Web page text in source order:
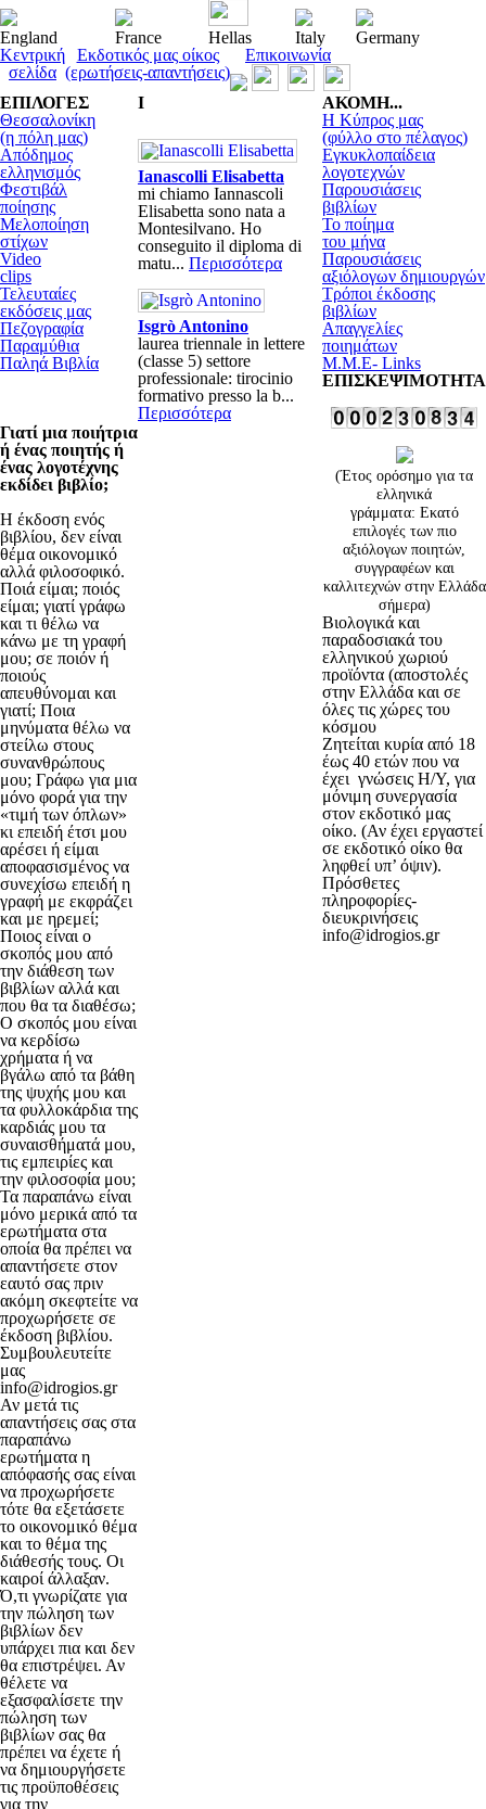
England France Hellas Italy
Germany
Κεντρική
σελίδα
Εκδοτικός μας οίκος
(ερωτήσεις-απαντήσεις)
Επικοινωνία
ΕΠΙΛΟΓΕΣ
Θεσσαλονίκη
(η πόλη μας)
Απόδημος
ελληνισμός
Φεστιβάλ
ποίησης
Μελοποίηση
στίχων
Video
clips
Τελευταίες
εκδόσεις μας
Πεζογραφία
Παραμύθια
Παληά Βιβλία
Γιατί μια ποιήτρια
ή ένας ποιητής ή
ένας λογοτέχνης
εκδίδει βιβλίο;
Η έκδοση ενός
βιβλίου, δεν είναι
θέμα οικονομικό
αλλά φιλοσοφικό.
Ποιά είμαι; ποιός
είμαι; γιατί γράφω
και τι θέλω να
κάνω με τη γραφή
μου; σε ποιόν ή
ποιούς
απευθύνομαι και
γιατί; Ποια
μηνύματα θέλω να
στείλω στους
συνανθρώπους
μου; Γράφω για μια
μόνο φορά για την
«τιμή των όπλων»
κι επειδή έτσι μου
αρέσει ή είμαι
αποφασισμένος να
συνεχίσω επειδή η
γραφή με εκφράζει
και με ηρεμεί;
Ποιος είναι ο
σκοπός μου από
την διάθεση των
βιβλίων αλλά και
που θα τα διαθέσω;
Ο σκοπός μου είναι
να κερδίσω
χρήματα ή να
βγάλω από τα βάθη
της ψυχής μου και
τα φυλλοκάρδια της
καρδιάς μου τα
συναισθήματά μου,
τις εμπειρίες και
την φιλοσοφία μου;
Τα παραπάνω είναι
μόνο μερικά από τα
ερωτήματα στα
οποία θα πρέπει να
απαντήσετε στον
εαυτό σας πριν
ακόμη σκεφτείτε να
προχωρήσετε σε
έκδοση βιβλίου.
Συμβουλευτείτε
μας
info@idrogios.gr
Αν μετά τις
απαντήσεις σας στα
παραπάνω
ερωτήματα η
απόφασής σας είναι
να προχωρήσετε
τότε θα εξετάσετε
το οικονομικό θέμα
και το θέμα της
διάθεσής τους. Οι
καιροί άλλαξαν.
Ό,τι γνωρίζατε για
την πώληση των
βιβλίων δεν
υπάρχει πια και δεν
θα επιστρέψει. Αν
θέλετε να
εξασφαλίσετε την
πώληση των
βιβλίων σας θα
πρέπει να έχετε ή
να δημιουργήσετε
τις προϋποθέσεις
για την
I
Ianascolli Elisabetta
mi chiamo Iannascoli
Elisabetta sono nata a
Montesilvano. Ho
conseguito il diploma di
matu... Περισσότερα
Isgrò Antonino
laurea triennale in lettere
(classe 5) settore
professionale: tirocinio
formativo presso la b...
Περισσότερα
ΑΚΟΜΗ...
Η Κύπρος μας
(φύλλο στο πέλαγος)
Εγκυκλοπαίδεια
λογοτεχνών
Παρουσιάσεις
βιβλίων
Το ποίημα
του μήνα
Παρουσιάσεις
αξιόλογων δημιουργών
Τρόποι έκδοσης
βιβλίων
Απαγγελίες
ποιημάτων
Μ.Μ.Ε- Links
ΕΠΙΣΚΕΨΙΜΟΤΗΤΑ
(Έτος ορόσημο για τα
ελληνικά
γράμματα: Εκατό
επιλογές των πιο
αξιόλογων ποιητών,
συγγραφέων και
καλλιτεχνών στην Ελλάδα
σήμερα)
Βιολογικά και
παραδοσιακά του
ελληνικού χωριού
προϊόντα (αποστολές
στην Ελλάδα και σε
όλες τις χώρες του
κόσμου
Ζητείται κυρία από 18
έως 40 ετών που να
έχει γνώσεις Η/Υ, για
μόνιμη συνεργασία
στον εκδοτικό μας
οίκο. (Αν έχει εργαστεί
σε εκδοτικό οίκο θα
ληφθεί υπ’ όψιν).
Πρόσθετες
πληροφορίες-
διευκρινήσεις
info@idrogios.gr